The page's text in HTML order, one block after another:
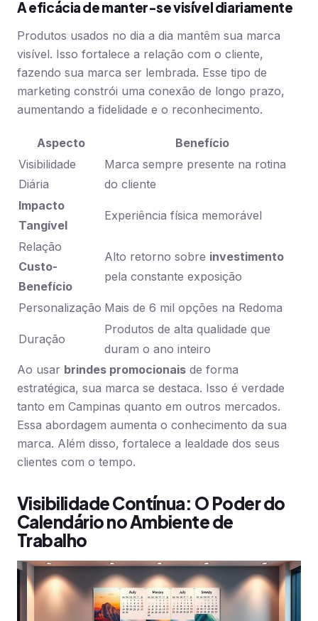
A eficácia de manter-se visível diariamente
Produtos usados no dia a dia mantêm sua marca
visível. Isso fortalece a relação com o cliente,
fazendo sua marca ser lembrada. Esse tipo de
marketing constrói uma conexão de longo prazo,
aumentando a fidelidade e o reconhecimento.
Aspecto
Benefício
Visibilidade
Diária
Marca sempre presente na rotina
do cliente
Impacto
Tangível
Experiência física memorável
Relação
Custo-
Benefício
Alto retorno sobre investimento
pela constante exposição
Personalização Mais de 6 mil opções na Redoma
Duração
Produtos de alta qualidade que
duram o ano inteiro
Ao usar brindes promocionais de forma
estratégica, sua marca se destaca. Isso é verdade
tanto em Campinas quanto em outros mercados.
Essa abordagem aumenta o conhecimento da sua
marca. Além disso, fortalece a lealdade dos seus
clientes com o tempo.
Visibilidade Contínua: O Poder do
Calendário no Ambiente de
Trabalho